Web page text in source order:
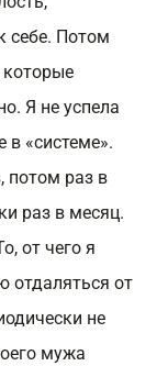
себе. Потом
которые
Я не успела
в «системе».
потом раз в
раз в месяц.
от чего я
отдаляться от
не
мужа